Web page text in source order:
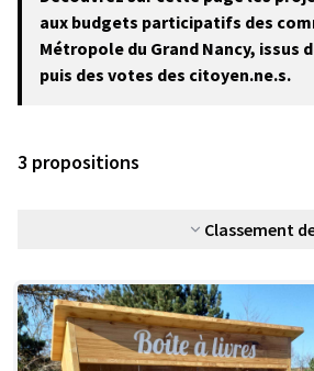
aux budgets participatifs des
Métropole du Grand Nancy, issus
puis des votes des citoyen.ne.s.
3 propositions
Classement